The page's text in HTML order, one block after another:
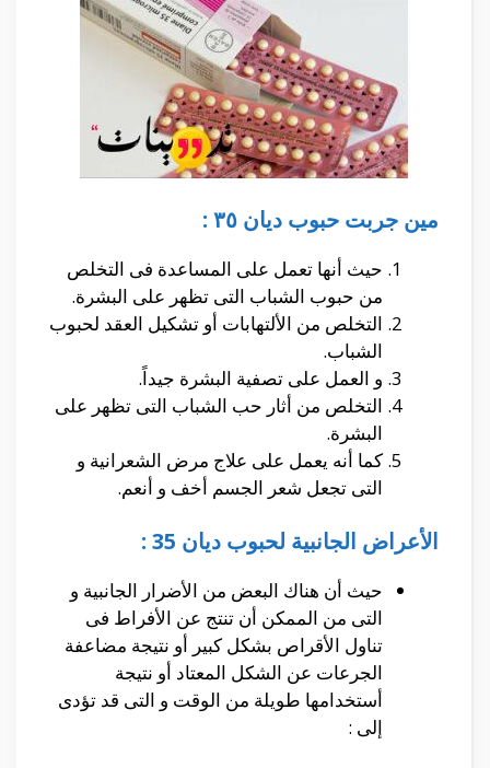
مين جربت حبوب ديان ٣٥ :
حيث أنها تعمل على المساعدة فى التخلص
من حبوب الشباب التى تظهر على البشرة.
التخلص من الألتهابات أو تشكيل العقد لحبوب
الشباب.
و العمل على تصفية البشرة جيداً.
التخلص من أثار حب الشباب التى تظهر على
البشرة.
كما أنه يعمل على علاج مرض الشعرانية و
التى تجعل شعر الجسم أخف و أنعم.
الأعراض الجانبية لحبوب ديان 35 :
حيث أن هناك البعض من الأضرار الجانبية و
التى من الممكن أن تنتج عن الأفراط فى
تناول الأقراص بشكل كبير أو نتيجة مضاعفة
الجرعات عن الشكل المعتاد أو نتيجة
أستخدامها طويلة من الوقت و التى قد تؤدى
إلى :